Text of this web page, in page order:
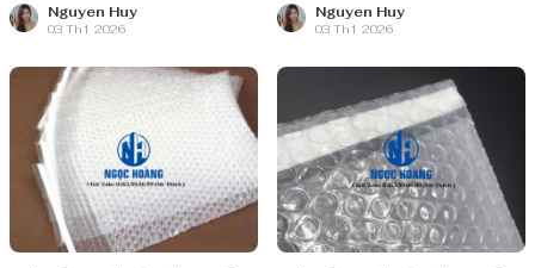
nguồn lực dồi dào và chiến lược
bài bản, sẵn sàng ghi danh trên
Nguyen Huy
03 Th1 2026
nguồn lực dồi dào và chiến lược
bài bản, sẵn sàng ghi danh trên
Nguyen Huy
03 Th1 2026